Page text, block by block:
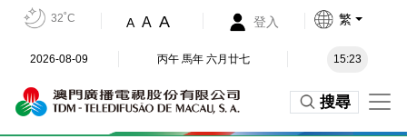
32˚C A A A 登入 繁
2026-08-09 丙午 馬年 六月廿七 15:23
搜尋